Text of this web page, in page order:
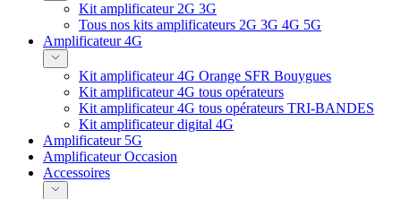
Kit amplificateur 2G 3G
Tous nos kits amplificateurs 2G 3G 4G 5G
Amplificateur 4G
Kit amplificateur 4G Orange SFR Bouygues
Kit amplificateur 4G tous opérateurs
Kit amplificateur 4G tous opérateurs TRI-BANDES
Kit amplificateur digital 4G
Amplificateur 5G
Amplificateur Occasion
Accessoires